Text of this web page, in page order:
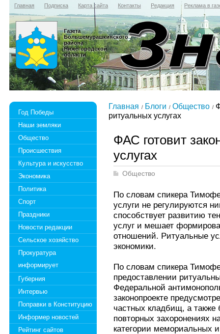
Главная Подписка Карта сайта Контакты Редакция Реклама в
Газета
Большемурашкинского
района
Нижегородской
области
Год Победы
Наши земляки
Общество
Происшествия
Культура и искусство
Экономика
Политика
Спорт
Праздники
Новости редакции
Сельское хозяйство
Прокуратура
информирует
Губерния
Интервью
Поправки в Конституцию
Информер новостей
Рейтинг сайтов
Главная Блоги Общество
ритуальных услугах
ФАС готовит
услугах
Общество
По словам спикера
услуги не регулируются
способствует развитию
услуг и мешает
отношений. Ритуальные
экономики.
По словам спикера
предоставлении
Федеральной
законопроекте
частных кладбищ, а также
повторных захоронениях
категории мемориальных